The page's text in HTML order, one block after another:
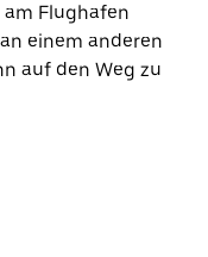
Flughafen
einem anderen
auf den Weg zu